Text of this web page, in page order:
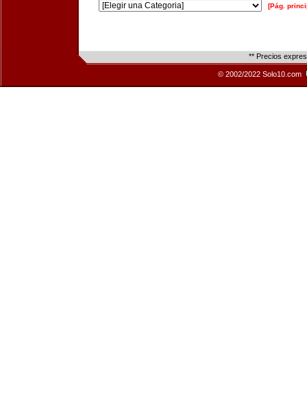
[Pág.
** Precios
© 2002/2022 Solo10.com